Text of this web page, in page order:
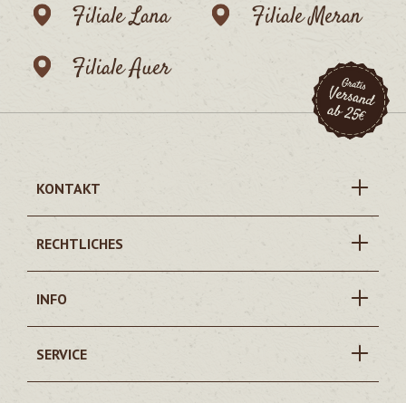
Filiale Lana
Filiale Meran
Filiale Auer
KONTAKT
RECHTLICHES
INFO
SERVICE